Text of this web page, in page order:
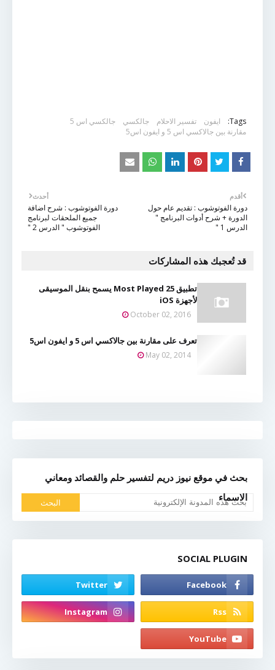
Tags: ايفون تفسير الاحلام جالكسي
جالكسي اس 5
مقارنة بين جالاكسي اس 5 و ايفون اس5
أحدث
دورة الفوتوشوب : شرح اضافة
جميع الملحقات لبرنامج
الفوتوشوب " الدرس 2 "
أقدم
دورة الفوتوشوب : تقديم عام حول
الدورة + شرح أدوات البرنامج "
الدرس 1 "
قد تُعجبك هذه المشاركات
تطبيق 25 Most Played يسمح بنقل الموسيقى
لأجهزة iOS
October 02, 2016
تعرف على مقارنة بين جالاكسي اس 5 و ايفون اس5
May 02, 2014
بحث في موقع نيوز دريم لتفسير حلم والقصائد ومعاني
الاسماء
SOCIAL PLUGIN